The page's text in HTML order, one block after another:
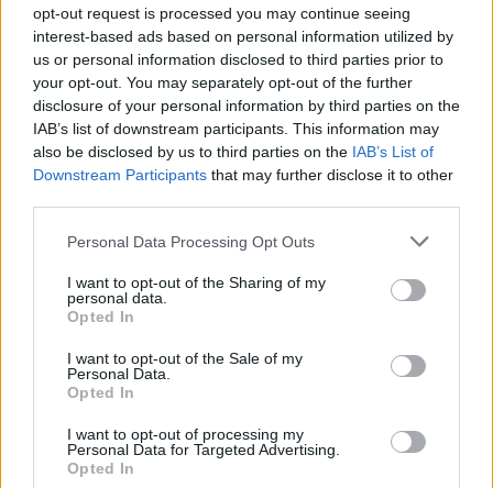
opt-out request is processed you may continue seeing
interest-based ads based on personal information utilized by
us or personal information disclosed to third parties prior to
your opt-out. You may separately opt-out of the further
disclosure of your personal information by third parties on the
IAB’s list of downstream participants. This information may
also be disclosed by us to third parties on the IAB’s List of
Downstream Participants that may further disclose it to other
Personal Data Processing Opt Outs
I want to opt-out of the Sharing of my
personal data.
Opted In
I want to opt-out of the Sale of my
Personal Data.
Opted In
I want to opt-out of processing my
Personal Data for Targeted Advertising.
Opted In
Λογαριασμοί ρεύματος: Οι εκλογές
προστίθενται στους παράγοντες που
διαμορφώνουν τα τιμολόγια
03/08/2026 - 11:33
ΗΛΕΚΤΡΙΣΜΟΣ
Ακριβότερους λογαριασμούς ρεύματος τον